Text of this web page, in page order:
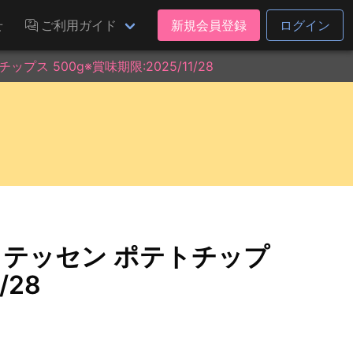
ご利用ガイド 新規会員登録 ログイン
ップス 500g※賞味期限:2025/11/28
ッセン ポテトチップ
28